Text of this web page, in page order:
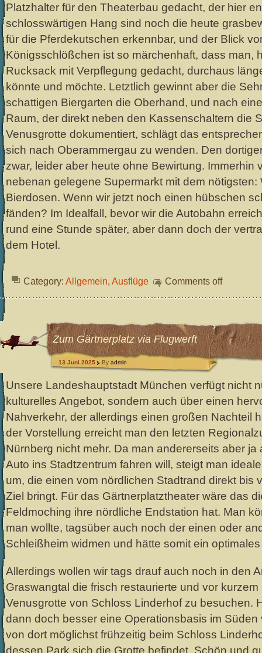
Platzhalter für den Theaterbau gedacht, der hier
schlosswärtigen Hang sind noch die heute
für die Pferdekutschen erkennbar, und der Blick
Königsschlößchen ist so märchenhaft, dass man,
Rucksack mit Verpflegung gedacht, durchaus
könnte und möchte. Letztlich gewinnt aber die
schattigen Biergarten die Oberhand, und nach
Raum, der direkt neben den Kassenschaltern die
Venusgrotte dokumentiert, schlägt das
sich nach Oberammergau zu wenden. Den
zwar, leider aber heute ohne Bewirtung. Immerhin
nebenan gelegene Supermarkt mit dem nötigsten:
Bierdosen. Wenn wir jetzt noch einen hübschen
fänden? Im Idealfall, bevor wir die Autobahn
rund eine Stunde später, aber dann doch der
dem Hotel.
Category: Allgemein, Ausflüge Comments off
Zum Gärtnerplatz via Flugwerft
13 Juni 2025 By admin
Unsere Landeshauptstadt München verfügt nicht
kulturelles Angebot, sondern auch über einen
Nahverkehr, der allerdings einen großen Nachteil
der Vorstellung erreicht man den letzten
Nürnberg nicht mehr. Da man andererseits aber ja
Auto ins Stadtzentrum fahren will, steigt man
um, die einen vom nördlichen Stadtrand direkt bis
Ziel bringt. Für das Gärtnerplatztheater wäre das
Feldmoching ihre nördliche Endstation hat. Man
man wollte, tagsüber auch noch der einen oder
Schleißheim widmen und hätte somit ein
Allerdings wollen wir tags drauf auch noch in den
Graswangtal die frisch restaurierte und vor
Venusgrotte von Schloss Linderhof zu besuchen.
dann doch besser eine Operationsbasis im
von dort möglichst frühzeitig beim Schloss
dessen Park sich die Grotte befindet. Schön und